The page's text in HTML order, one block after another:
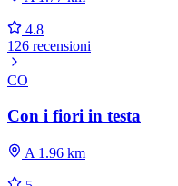
4.8
126 recensioni
CO
Con i fiori in testa
A 1.96 km